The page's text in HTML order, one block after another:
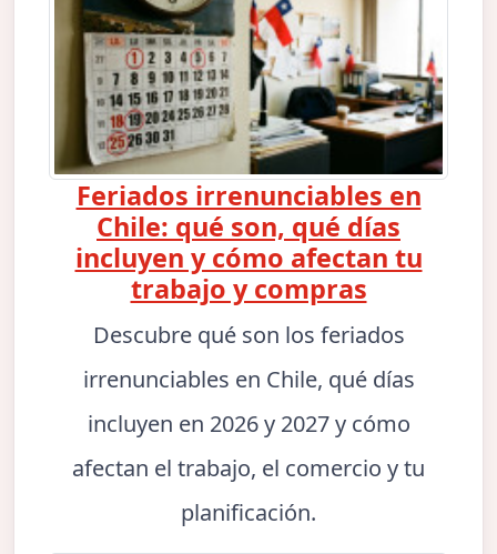
Feriados irrenunciables en
Chile: qué son, qué días
incluyen y cómo afectan tu
trabajo y compras
Descubre qué son los feriados
irrenunciables en Chile, qué días
incluyen en 2026 y 2027 y cómo
afectan el trabajo, el comercio y tu
planificación.